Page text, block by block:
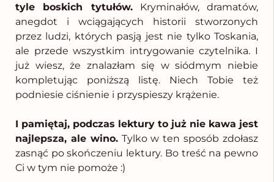
tyle boskich tytułów.Kryminałów, dramatów,
anegdot i wciągających historii stworzonych
przez ludzi, których pasją jest nie tylko Toskania,
ale przede wszystkim intrygowanie czytelnika. I
już wiesz, że znalazłam się w siódmym niebie
kompletując poniższą listę. Niech Tobie też
podniesie ciśnienie i przyspieszy krążenie.
.
I pamiętaj, podczas lektury to już nie kawa jest
najlepsza, ale wino.Tylko w ten sposób zdołasz
zasnąć po skończeniu lektury. Bo treść na pewno
Ci w tym nie pomoże :)